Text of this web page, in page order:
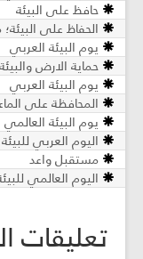
حافظ على البيئة
الحفاظ على
يوم البيئة العربي
حماية الارض والبيئة
يوم البيئة العربي
المحافظة على
يوم البيئة العالمي
اليوم العربي للبيئة
مستقبل واعد
اليوم العالمي
تعليقات